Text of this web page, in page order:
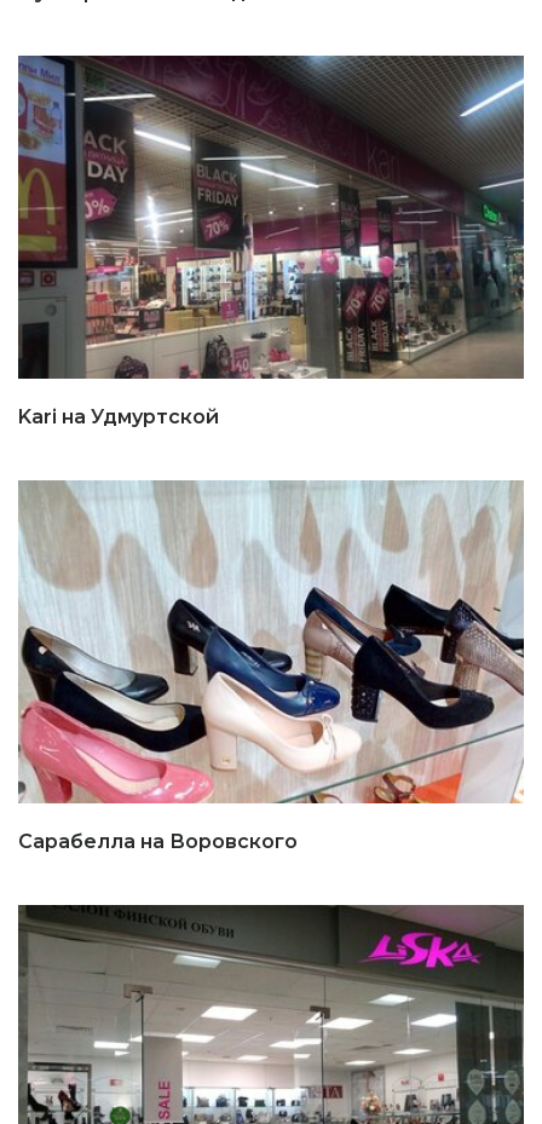
Kari на Удмуртской
Сарабелла на Воровского